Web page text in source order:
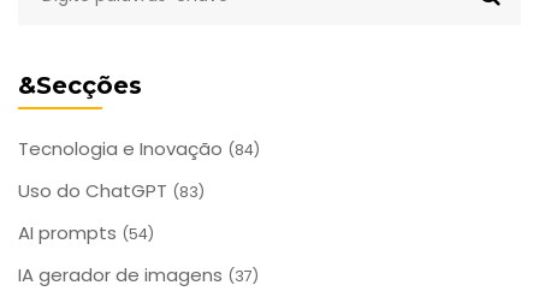
&Secções
Tecnologia e Inovação (84)
Uso do ChatGPT (83)
AI prompts (54)
IA gerador de imagens (37)